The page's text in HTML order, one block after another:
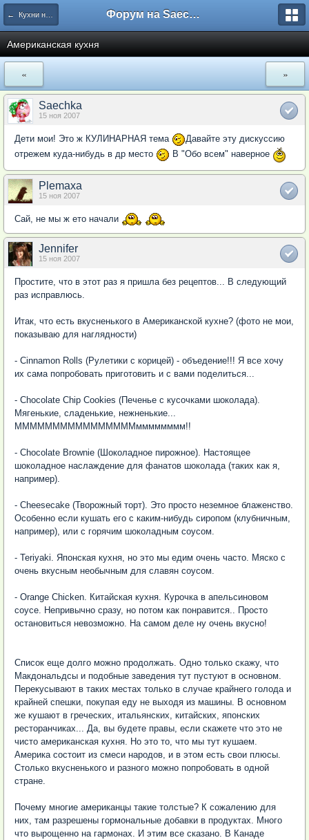
← Кухни народов Мира Форум на Saechka.Ru - энциклопедия домашнего уюта
Американская кухня
« »
Saechka
15 ноя 2007
Дети мои! Это ж КУЛИНАРНАЯ тема
Давайте эту дискуссию
отрежем куда-нибудь в др место
В "Обо всем" наверное
Plemaxa
15 ноя 2007
Сай, не мы ж ето начали
Jennifer
15 ноя 2007
Простите, что в этот раз я пришла без рецептов... В следующий
раз исправлюсь.
Итак, что есть вкусненького в Американской кухне? (фото не мои,
показываю для наглядности)
- Cinnamon Rolls (Рулетики с корицей) - объедение!!! Я все хочу
их сама попробовать приготовить и с вами поделиться...
- Chocolate Chip Cookies (Печенье с кусочками шоколада).
Мягенькие, сладенькие, нежненькие...
ММММММММММММММММмммммммм!!
- Chocolate Brownie (Шоколадное пирожное). Настоящее
шоколадное наслаждение для фанатов шоколада (таких как я,
например).
- Cheesecake (Творожный торт). Это просто неземное блаженство.
Особенно если кушать его с каким-нибудь сиропом (клубничным,
например), или с горячим шоколадным соусом.
- Teriyaki. Японская кухня, но это мы едим очень часто. Мяско с
очень вкусным необычным для славян соусом.
- Orange Chicken. Китайская кухня. Курочка в апельсиновом
соусе. Непривычно сразу, но потом как понравится.. Просто
остановиться невозможно. На самом деле ну очень вкусно!
Список еще долго можно продолжать. Одно только скажу, что
Макдональдсы и подобные заведения тут пустуют в основном.
Перекусывают в таких местах только в случае крайнего голода и
крайней спешки, покупая еду не выходя из машины. В основном
же кушают в греческих, итальянских, китайских, японских
ресторанчиках... Да, вы будете правы, если скажете что это не
чисто американская кухня. Но это то, что мы тут кушаем.
Америка состоит из смеси народов, и в этом есть свои плюсы.
Столько вкусненького и разного можно попробовать в одной
стране.
Почему многие американцы такие толстые? К сожалению для
них, там разрешены гормональные добавки в продуктах. Много
что вырощенно на гармонах. И этим все сказано. В Канаде